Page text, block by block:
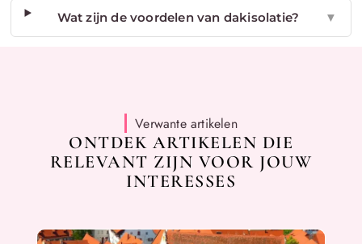
Wat zijn de voordelen van dakisolatie? ▼
Verwante artikelen
ONTDEK ARTIKELEN DIE
RELEVANT ZIJN VOOR JOUW
INTERESSES